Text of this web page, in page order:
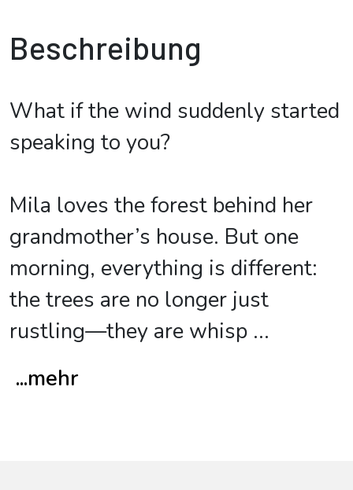
Beschreibung
What if the wind suddenly started
speaking to you?
Mila loves the forest behind her
grandmother’s house. But one
morning, everything is different:
the trees are no longer just
rustling—they are whisp ...
...mehr